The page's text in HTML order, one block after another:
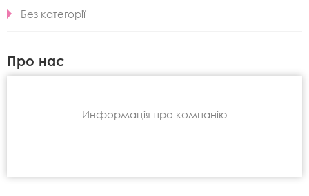
Без категорії
Про нас
Информація про компанію